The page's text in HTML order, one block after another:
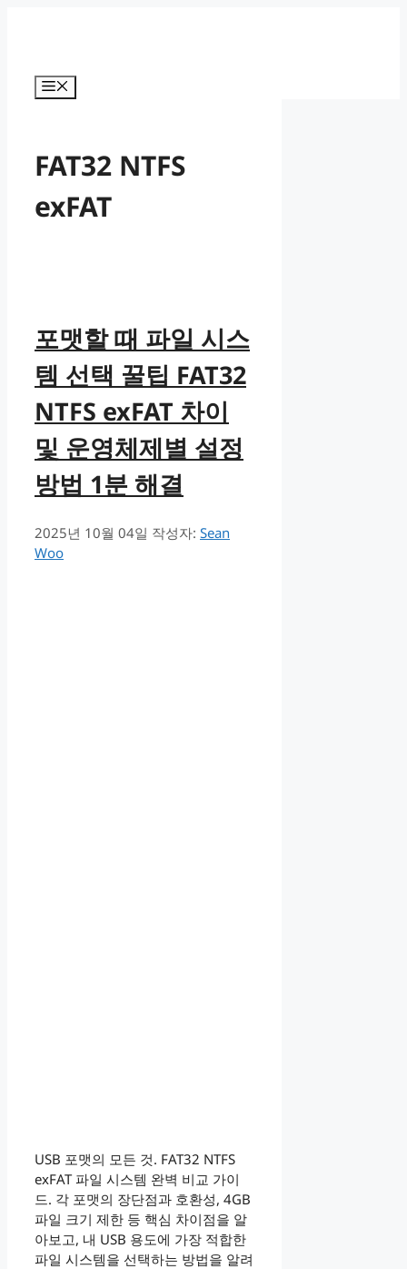
FAT32 NTFS
exFAT
포맷할 때 파일 시스
템 선택 꿀팁 FAT32
NTFS exFAT 차이
및 운영체제별 설정
방법 1분 해결
2025년 10월 04일 작성자: Sean
Woo
USB 포맷의 모든 것. FAT32 NTFS
exFAT 파일 시스템 완벽 비교 가이
드. 각 포맷의 장단점과 호환성, 4GB
파일 크기 제한 등 핵심 차이점을 알
아보고, 내 USB 용도에 가장 적합한
파일 시스템을 선택하는 방법을 알려